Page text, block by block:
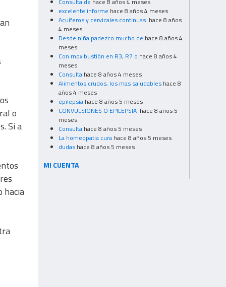
o
Si a
hacia
excelente informe hace 8 años 4 meses
Acuíferos y cervicales continuas hace 8 años
4 meses
Desde niña padezco mucho de hace 8 años 4
meses
Con moxibustión en R3, R7 o hace 8 años 4
meses
Consulta hace 8 años 4 meses
Alimentos crudos, los mas saludables hace 8
años 4 meses
epilepsia hace 8 años 5 meses
CONVULSIONES O EPILEPSIA hace 8 años 5
meses
Consulta hace 8 años 5 meses
La homeopatia cura hace 8 años 5 meses
dudas hace 8 años 5 meses
MI CUENTA